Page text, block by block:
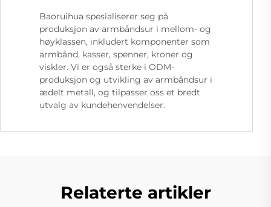
Baoruihua spesialiserer seg på
produksjon av armbåndsur i mellom- og
høyklassen, inkludert komponenter som
armbånd, kasser, spenner, kroner og
viskler. Vi er også sterke i ODM-
produksjon og utvikling av armbåndsur i
ædelt metall, og tilpasser oss et bredt
utvalg av kundehenvendelser.
Relaterte artikler